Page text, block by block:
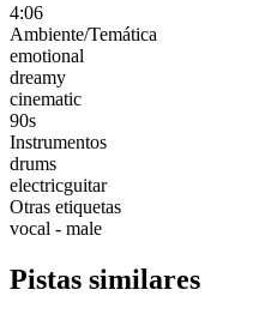
4:06
Ambiente/Temática
emotional
dreamy
cinematic
90s
Instrumentos
drums
electricguitar
Otras etiquetas
vocal - male
Pistas similares